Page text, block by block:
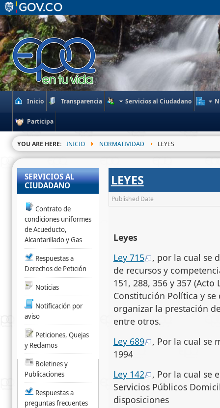
Inicio Transparencia Servicios al Ciudadano
Participa
YOU ARE HERE: INICIO NORMATIVIDAD LEYES
LEYES
Published Date
Leyes
Ley 715
, por la cual se
de recursos y
151, 288, 356 y 357
Constitución Política y
organizar la prestación
entre otros.
Ley 689
, Por la cual se
1994
Ley 142
, Por la cual se
Servicios Públicos
disposiciones
SERVICIOS AL
CIUDADANO
Contrato de
condiciones uniformes
de Acueducto,
Alcantarillado y Gas
Respuestas a
Derechos de Petición
Noticias
Notificación por
aviso
Peticiones, Quejas
y Reclamos
Boletines y
Publicaciones
Respuestas a
preguntas frecuentes